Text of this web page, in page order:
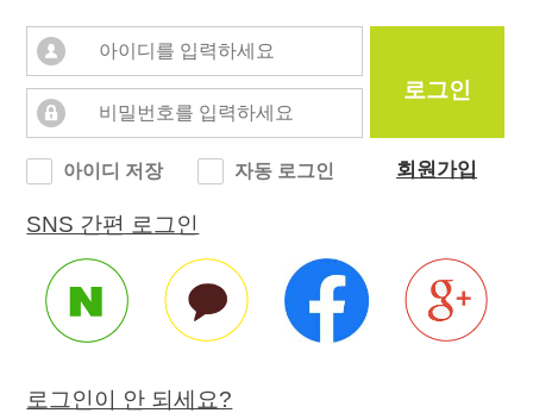
로그인
아이디 저장 자동 로그인 회원가입
SNS 간편 로그인
로그인이 안 되세요?